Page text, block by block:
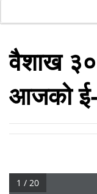
वैशाख
आजको
1 / 20